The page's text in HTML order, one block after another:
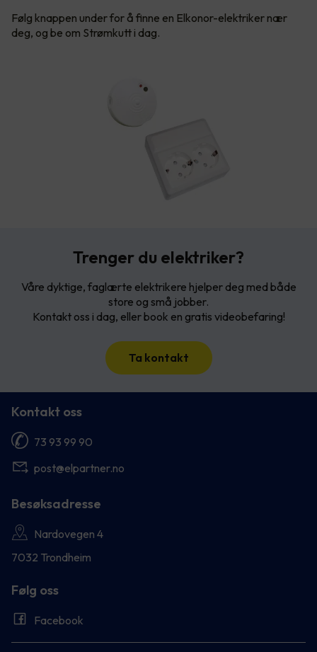
Følg knappen under for å finne en Elkonor-elektriker nær
deg, og be om Strømkutt i dag.
Trenger du elektriker?
Våre dyktige, faglærte elektrikere hjelper deg med både
store og små jobber.
Kontakt oss i dag, eller book en gratis videobefaring!
Ta kontakt
Kontakt oss
73 93 99 90
post@elpartner.no
Besøksadresse
Nardovegen 4
7032 Trondheim
Følg oss
Facebook